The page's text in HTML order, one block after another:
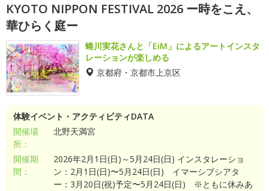
KYOTO NIPPON FESTIVAL 2026 ー時をこえ、
華ひらく庭ー
蜷川実花さんと「EiM」によるアートインスタ
レーションが楽しめる
京都府・京都市上京区
体験イベント・アクティビティDATA
開催場
所：
北野天満宮
開催期
間：
2026年2月1日(日)～5月24日(日) インスタレーショ
ン：2月1日(日)〜5月24日(日) イマーシブシアタ
ー：3月20日(祝)予定〜5月24日(日) ※ともに休みあ